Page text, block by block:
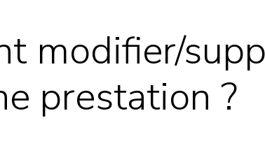
modifier/
prestation ?